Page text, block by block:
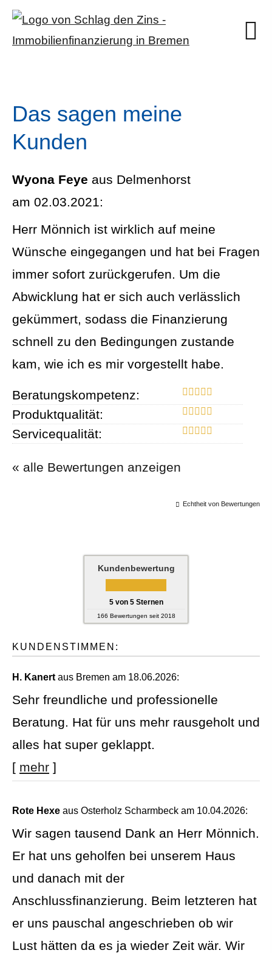
Das sagen meine
Kunden
Wyona Feye aus Delmenhorst
am 02.03.2021:
Herr Mönnich ist wirklich auf meine
Wünsche eingegangen und hat bei Fragen
immer sofort zurückgerufen. Um die
Abwicklung hat er sich auch verlässlich
gekümmert, sodass die Finanzierung
schnell zu den Bedingungen zustande
kam, wie ich es mir vorgestellt habe.
Beratungskompetenz:
Produktqualität:
Servicequalität:
« alle Bewertungen anzeigen
Echtheit von Bewertungen
Kundenbewertung
5von 5Sternen
166 Bewertungen seit 2018
KUNDENSTIMMEN:
H. Kanert aus Bremen am 18.06.2026:
Sehr freundliche und professionelle
Beratung. Hat für uns mehr rausgeholt und
alles hat super geklappt.
[ mehr ]
Rote Hexe aus Osterholz Scharmbeck am 10.04.2026:
Wir sagen tausend Dank an Herr Mönnich.
Er hat uns geholfen bei unserem Haus
und danach mit der
Anschlussfinanzierung. Beim letzteren hat
er uns pauschal angeschrieben ob wir
Lust hätten da es ja wieder Zeit wär. Wir